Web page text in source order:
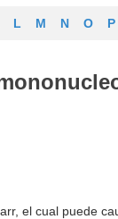
L M N O P
el cual puede